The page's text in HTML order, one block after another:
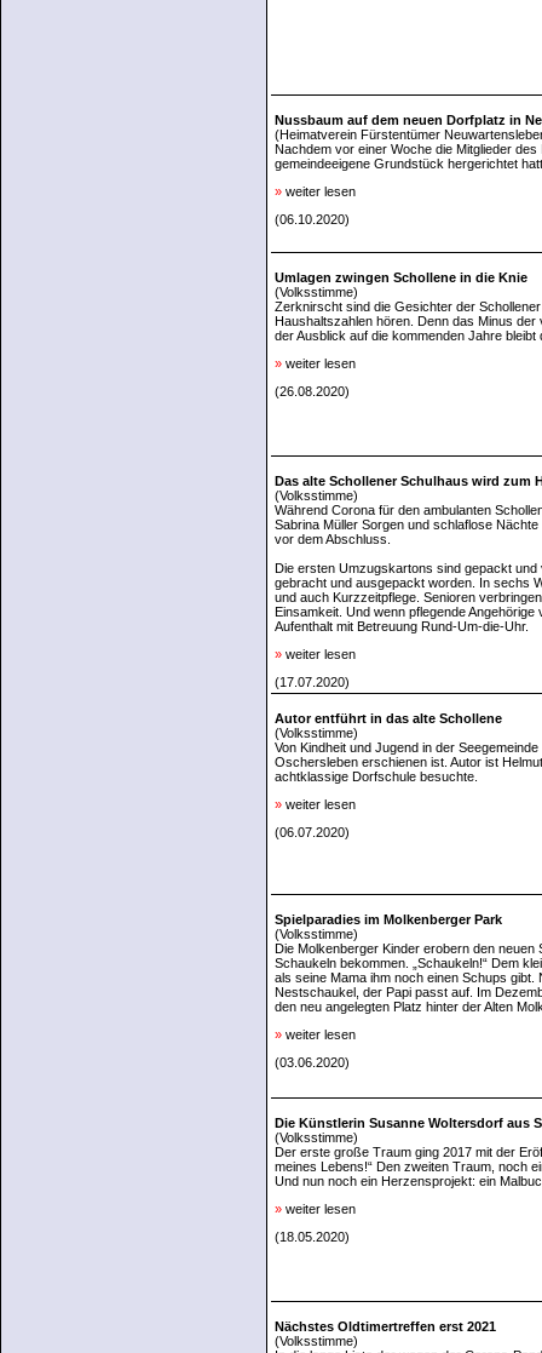
Nussbaum auf dem neuen Dorfplatz in
(Heimatverein Fürstentümer
Nachdem vor einer Woche die Mitglieder
gemeindeeigene Grundstück hergerichtet
» weiter lesen
(06.10.2020)
Umlagen zwingen Schollene in die Knie
(Volksstimme)
Zerknirscht sind die Gesichter der
Haushaltszahlen hören. Denn das Minus
der Ausblick auf die kommenden Jahre
» weiter lesen
(26.08.2020)
Das alte Schollener Schulhaus wird zum
(Volksstimme)
Während Corona für den ambulanten
Sabrina Müller Sorgen und schlaflose
vor dem Abschluss.
Die ersten Umzugskartons sind gepackt
gebracht und ausgepackt worden. In sechs
und auch Kurzzeitpflege. Senioren
Einsamkeit. Und wenn pflegende
Aufenthalt mit Betreuung Rund-Um-die-Uhr.
» weiter lesen
(17.07.2020)
Autor entführt in das alte Schollene
(Volksstimme)
Von Kindheit und Jugend in der
Oschersleben erschienen ist. Autor ist
achtklassige Dorfschule besuchte.
» weiter lesen
(06.07.2020)
Spielparadies im Molkenberger Park
(Volksstimme)
Die Molkenberger Kinder erobern den
Schaukeln bekommen. „Schaukeln!“ Dem
als seine Mama ihm noch einen Schups
Nestschaukel, der Papi passt auf. Im
den neu angelegten Platz hinter der Alten
» weiter lesen
(03.06.2020)
Die Künstlerin Susanne Woltersdorf aus
(Volksstimme)
Der erste große Traum ging 2017 mit der
meines Lebens!“ Den zweiten Traum, noch
Und nun noch ein Herzensprojekt: ein
» weiter lesen
(18.05.2020)
Nächstes Oldtimertreffen erst 2021
(Volksstimme)